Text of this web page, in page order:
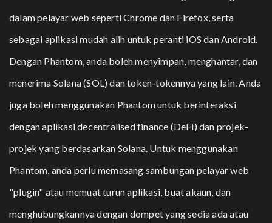
dalam pelayar web seperti Chrome dan Firefox, serta
sebagai aplikasi mudah alih untuk peranti iOS dan Android.
Dengan Phantom, anda boleh menyimpan, menghantar, dan
menerima Solana (SOL) dan token-tokennya yang lain. Anda
juga boleh menggunakan Phantom untuk berinteraksi
dengan aplikasi decentralised finance (DeFi) dan projek-
projek yang berdasarkan Solana. Untuk menggunakan
Phantom, anda perlu memasang sambungan pelayar web
"plugin" atau memuat turun aplikasi, buat akaun, dan
menghubungkannya dengan dompet yang sedia ada atau